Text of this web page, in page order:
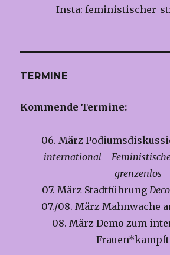
Insta:
TERMINE
Kommende Termine:
06. März
international -
grenzenlos
07. März Stadtführung
07./08. März Mahnwache
08. März Demo zum